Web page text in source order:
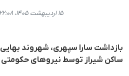
۱۵ اردیبهشت ۱۴۰۵، ۲۲:۰۸
بازداشت سارا سپهری، شهروند بهایی
ساکن شیراز توسط نیروهای حکومتی